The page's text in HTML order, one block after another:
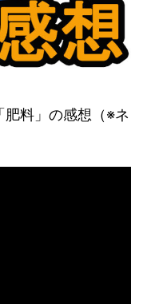
肥料」の感想（※ネ